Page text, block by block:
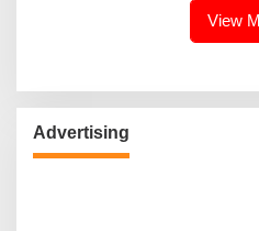
View
Advertising